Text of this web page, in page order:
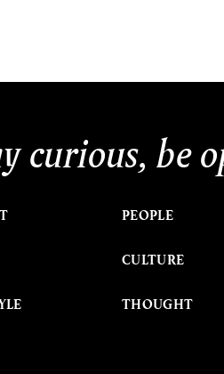
curious, be
PEOPLE
CULTURE
THOUGHT